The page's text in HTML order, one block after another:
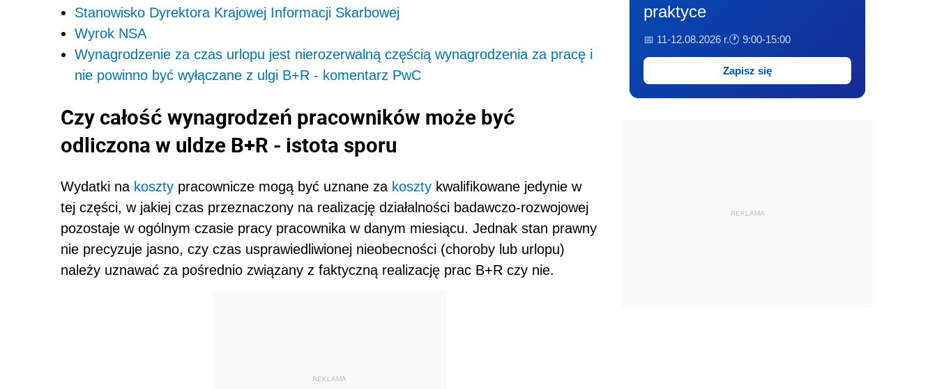
Stanowisko Dyrektora Krajowej Informacji Skarbowej
Wyrok NSA
Wynagrodzenie za czas urlopu jest nierozerwalną częścią wynagrodzenia za pracę i
nie powinno być wyłączane z ulgi B+R - komentarz PwC
Czy całość wynagrodzeń pracowników może być
odliczona w uldze B+R - istota sporu
Wydatki na koszty pracownicze mogą być uznane za koszty kwalifikowane jedynie w
tej części, w jakiej czas przeznaczony na realizację działalności badawczo-rozwojowej
pozostaje w ogólnym czasie pracy pracownika w danym miesiącu. Jednak stan prawny
nie precyzuje jasno, czy czas usprawiedliwionej nieobecności (choroby lub urlopu)
należy uznawać za pośrednio związany z faktyczną realizację prac B+R czy nie.
REKLAMA
praktyce
📅 11-12.08.2026 r.🕐 9:00-15:00
Zapisz się
REKLAMA